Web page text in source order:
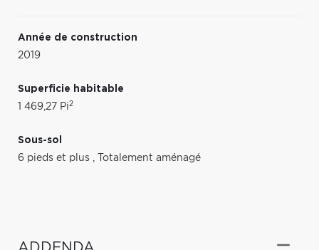
Année de construction
2019
Superficie habitable
1 469,27 Pi2
Sous-sol
6 pieds et plus , Totalement aménagé